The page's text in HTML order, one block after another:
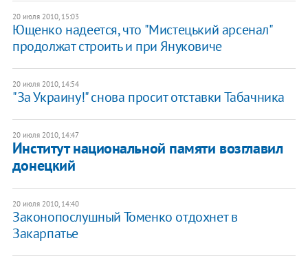
20 июля 2010, 15:03
Ющенко надеется, что "Мистецький арсенал"
продолжат строить и при Януковиче
20 июля 2010, 14:54
"За Украину!" снова просит отставки Табачника
20 июля 2010, 14:47
Институт национальной памяти возглавил
донецкий
20 июля 2010, 14:40
Законопослушный Томенко отдохнет в
Закарпатье